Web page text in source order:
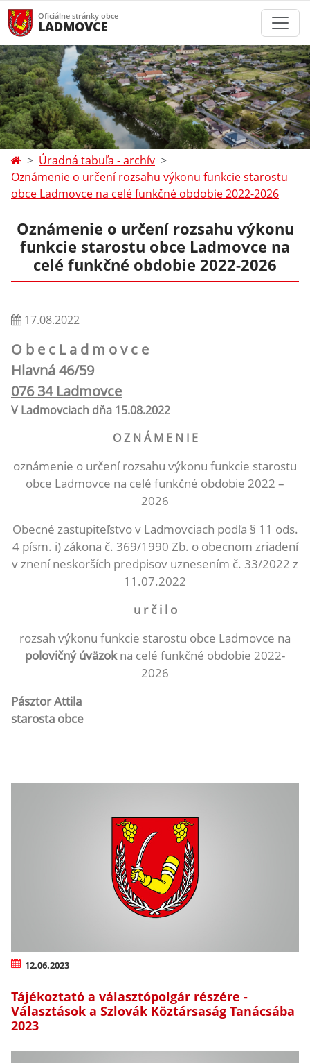
Oficiálne stránky obce
LADMOVCE
Úradná tabuľa - archív
Oznámenie o určení rozsahu výkonu funkcie starostu
obce Ladmovce na celé funkčné obdobie 2022-2026
Oznámenie o určení rozsahu výkonu
funkcie starostu obce Ladmovce na
celé funkčné obdobie 2022-2026
17.08.2022
O b e c L a d m o v c e
Hlavná 46/59
076 34 Ladmovce
V Ladmovciach dňa 15.08.2022
O Z N Á M E N I E
oznámenie o určení rozsahu výkonu funkcie starostu
obce Ladmovce na celé funkčné obdobie 2022 –
2026
Obecné zastupiteľstvo v Ladmovciach podľa § 11 ods.
4 písm. i) zákona č. 369/1990 Zb. o obecnom zriadení
v znení neskorších predpisov uznesením č. 33/2022 z
11.07.2022
u r č i l o
rozsah výkonu funkcie starostu obce Ladmovce na
polovičný úväzokna celé funkčné obdobie 2022-
2026
Pásztor Attila
starosta obce
12.06.2023
Tájékoztató a választópolgár részére -
Választások a Szlovák Köztársaság Tanácsába
2023